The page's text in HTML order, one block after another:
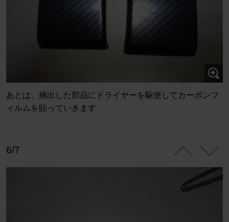
あとは、摘出した部品にドライヤーを駆使してカーボンフ
ィルムを貼っていきます
6/7